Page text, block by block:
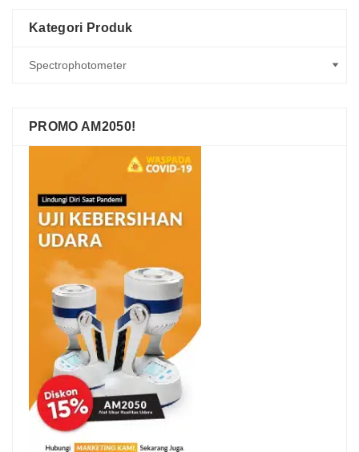
Kategori Produk
PROMO AM2050!